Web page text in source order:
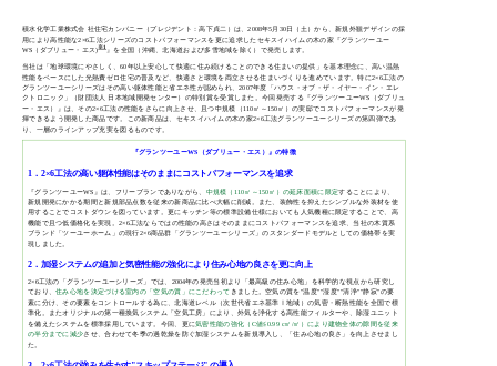
積水化学工業株式会 社住宅カンパニー（プレジデント：高下貞二）は、2008年5月30日（土）から、新規外観デザインの採
用により高性能な2×6工法シリーズのコストパフォーマンスを更に追求したセキスイハイムの木の家『グランツーユー
WS（ダブリュー・エス)※1 』を全国（沖縄、北海道および多雪地域を除く）で発売します。
当社は「地球環境にやさしく、60年以上安心して快適に住み続けることのできる住まいの提供」を基本理念に、高い温熱
性能をベースにした光熱費ゼロ住宅の普及など、快適さと環境を両立させる住まいづくりを進めています。特に2×6工法の
グランツーユーシリーズはその高い躯体性能と省エネ性が認められ、2007年度「ハウス・オブ・ザ・イヤー・イン・エレ
クトロニック」（財団法人 日本地域開発センター）の特別賞を受賞しまた。今回発売する『グランツーユーWS（ダブリュ
ー・エス）』は、その2×6工法の性能をさらに向上させ、且つ中規模（110㎡～150㎡）の実邸でコストパフォーマンスが発
揮できるよう開発した商品です。この新商品は、セキスイハイムの木の家2×6工法グランツーユーシリーズの第四弾であ
り、一層のラインアップ充実を図るものです。
『グランツーユーWS（ダブリュー・エス）』の特徴
1．2×6工法の高い躯体性能はそのままにコストパフォーマンスを追求
『グランツーユーWS』は、フリープランでありながら、 中規模（110㎡～150㎡）の延床面積に限定することにより、
新規開発にかかる期間と新規部品点数を従来の新商品に比べ大幅に削減。また、装飾性を抑えたシンプルな外装材を使
用することでコストダウンを図っています。更にキッチン等の標準設備仕様においても人気機種に限定することで、高
機能で且つ低価格化を実現。2×6工法ならではの性能の高さはそのままにコストパフォーマンスを追求、当社の木質系
ブランド「ツーユーホーム」の現行2×6商品群「グランツーユーシリーズ」のスタンダードモデルとしての価格帯を実
現しました。
2．加湿システムの追加と気密性能の強化により住み心地の良さを更に向上
2×6工法の「グランツーユーシリーズ」では、2004年の発売当初より「最高級の住み心地」を科学的な視点から研究し
ており、住み心地を決定づける室内の「空気の質」にこだわって きました。空気の質を"温度""湿度""清浄""静寂"の要
素に分け、その要素をコントロールする為に、北海道レベル（次世代省エネ基準Ⅰ地域）の気密・断熱性能を全国で標
準化。またオリジナルの第一種換気システム「空気工房」により、外気を浄化する高性能フィルターや、除湿ユニット
を備えたシステムを標準採用しています。今回、更に気密性能の強化（C値≦0.99 c㎡/㎡）により建物全体の隙間を従来
の半分までに減少させ、合わせて冬季の過乾燥を防ぐ加湿システムを新規導入し、「住み心地の良さ」を向上させまし
た。